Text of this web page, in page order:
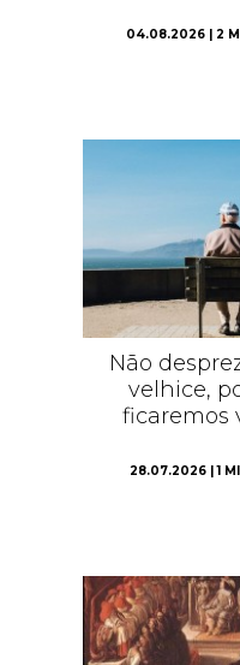
04.08.2026 | 2
Não
velhice,
ficaremos
28.07.2026 | 1